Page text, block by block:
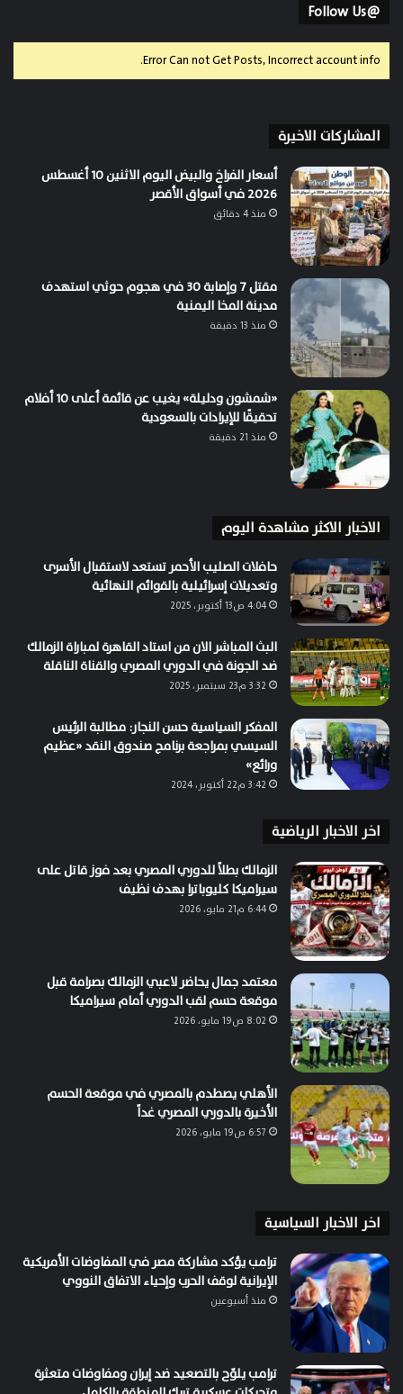
@Follow Us
Error Can not Get Posts, Incorrect account info.
المشاركات الاخيرة
أسعار الفراخ والبيض اليوم الاثنين 10 أغسطس
2026 في أسواق الأقصر
منذ 4 دقائق
مقتل 7 وإصابة 30 في هجوم حوثي استهدف
مدينة المخا اليمنية
منذ 13 دقيقة
«شمشون ودليلة» يغيب عن قائمة أعلى 10 أفلام
تحقيقًا للإيرادات بالسعودية
منذ 21 دقيقة
الاخبار الاكثر مشاهدة اليوم
حافلات الصليب الأحمر تستعد لاستقبال الأسرى
وتعديلات إسرائيلية بالقوائم النهائية
4:04 ص13 أكتوبر، 2025
البث المباشر الان من استاد القاهرة لمباراة الزمالك
ضد الجونة في الدوري المصري والقناة الناقلة
3:32 م23 سبتمبر، 2025
المفكر السياسية حسن النجار: مطالبة الرئيس
السيسي بمراجعة برنامج صندوق النقد «عظيم
ورائع»
3:42 م22 أكتوبر، 2024
اخر الاخبار الرياضية
الزمالك بطلاً للدوري المصري بعد فوز قاتل على
سيراميكا كليوباترا بهدف نظيف
6:44 م21 مايو، 2026
معتمد جمال يحاضر لاعبي الزمالك بصرامة قبل
موقعة حسم لقب الدوري أمام سيراميكا
8:02 ص19 مايو، 2026
الأهلي يصطدم بالمصري في موقعة الحسم
الأخيرة بالدوري المصري غداً
6:57 ص19 مايو، 2026
اخر الاخبار السياسية
ترامب يؤكد مشاركة مصر في المفاوضات الأمريكية
الإيرانية لوقف الحرب وإحياء الاتفاق النووي
منذ أسبوعين
ترامب يلوّح بالتصعيد ضد إيران ومفاوضات متعثرة